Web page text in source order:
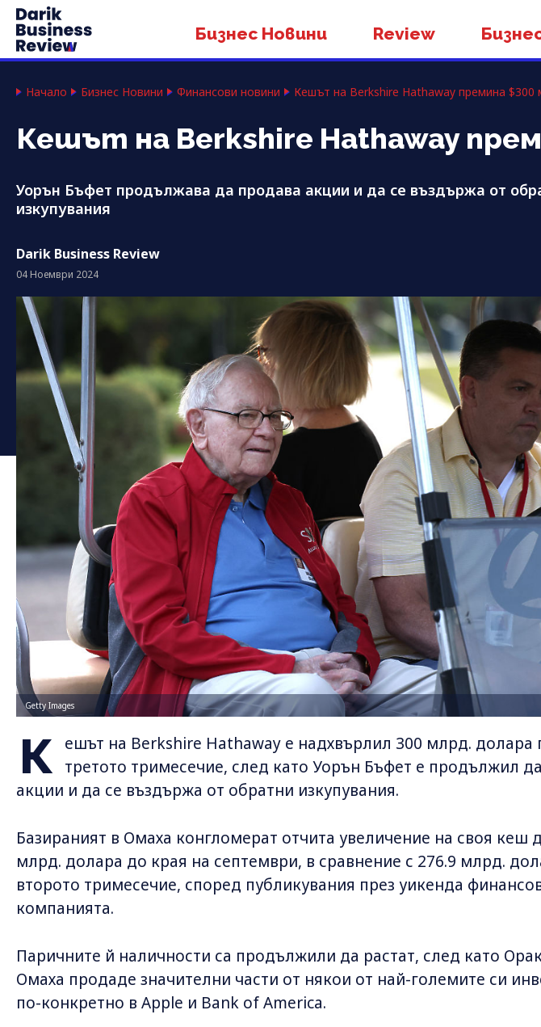
Бизнес Новини Review
Начало Бизнес Новини Финансови новини Кешът на Berkshire Hathaway премина $300
Кешът на Berkshire Hathaway
Уорън Бъфет продължава да продава акции и да се въздържа от
изкупувания
Darik Business Review
04 Ноември 2024
Getty Images
К
ешът на Berkshire Hathaway е надхвърлил 300 млрд. долара
третото тримесечие, след като Уорън Бъфет е продължил
акции и да се въздържа от обратни изкупувания.
Базираният в Омаха конгломерат отчита увеличение на своя кеш
млрд. долара до края на септември, в сравнение с 276.9 млрд.
второто тримесечие, според публикувания през уикенда
компанията.
Паричните й наличности са продължили да растат, след като
Омаха продаде значителни части от някои от най-големите си
по-конкретно в Apple и Bank of America.